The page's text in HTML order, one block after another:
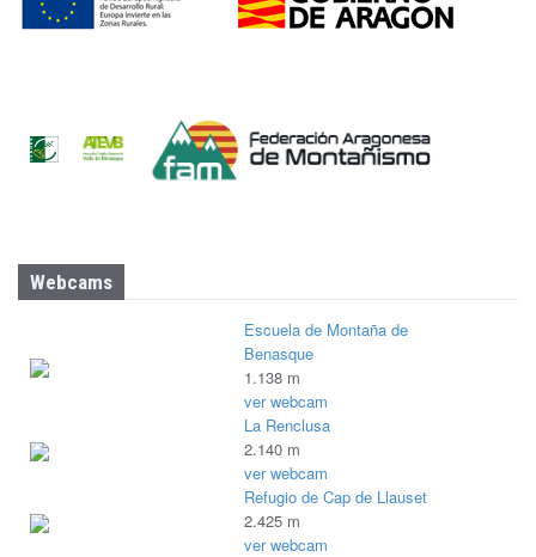
t
S
e
u
rWebcams
Escuela de Montaña de
Benasque
1.138 m
ver webcam
La Renclusa
2.140 m
ver webcam
Refugio de Cap de Llauset
2.425 m
ver webcam